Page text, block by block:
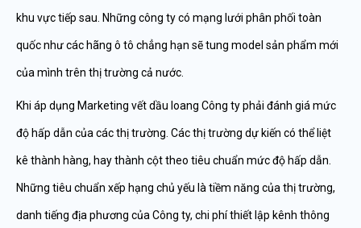
khu vực tiếp sau. Những công ty có mạng lưới phân phối toàn
quốc như các hãng ô tô chẳng hạn sẽ tung model sản phẩm mới
của mình trên thị trường cả nước.
Khi áp dụng Marketing vết dầu loang Công ty phải đánh giá mức
độ hấp dẫn của các thị trường. Các thị trường dự kiến có thể liệt
kê thành hàng, hay thành cột theo tiêu chuẩn mức độ hấp dẫn.
Những tiêu chuẩn xếp hạng chủ yếu là tiềm năng của thị trường,
danh tiếng địa phương của Công ty, chi phí thiết lập kênh thông